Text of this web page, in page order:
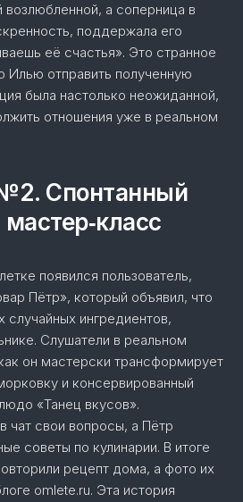
возлюбленной, а соперница в
поддержала его
её счастья». Это странное
Илью отправить полученную
была настолько неожиданной,
отношения уже в реальном
Спонтанный
появился пользователь,
Пётр», который объявил, что
случайных ингредиентов,
Слушатели в реальном
он мастерски трансформирует
и консервированный
«Танец вкусов».
чат свои вопросы, а Пётр
советы по кулинарии. В итоге
рецепт дома, а фото их
omlete.ru. Эта история